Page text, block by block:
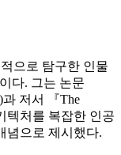
으로 탐구한 인물
다. 그는 논문
과 저서 『The
텍처를 복잡한 인공
념으로 제시했다.